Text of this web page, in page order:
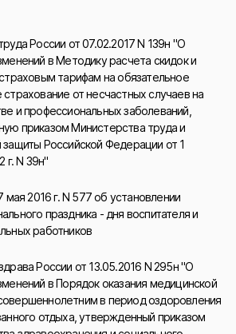
России от 07.02.2017 N 139н "О
в Методику расчета скидок и
тарифам на обязательное
от несчастных случаев на
и профессиональных заболеваний,
приказом Министерства труда и
защиты Российской Федерации от 1
г. N 39н"
мая 2016 г. N 577 об установлении
праздника - дня воспитателя и
работников
России от 13.05.2016 N 295н "О
в Порядок оказания медицинской
в период оздоровления
отдыха, утвержденный приказом